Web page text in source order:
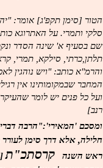
הטור [סימן תקפ'ג] אומר:
סלקי ותמרי. על האתרוגא
שם בסעיף א' שינה הסדר
תלתן,כרתי, סילקא, תמרי,
והרמ"א כותב: "ויש נוהגין
המחבר שבמקומותינו אין
ועל כל פנים יש לומר
רנב]
ומסכם 'המאירי':"הרבה
חלילה, אלא דרך סימן לעורר
ראש השנה
קרסתכ"ת